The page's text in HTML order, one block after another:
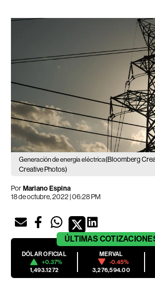
Generación de energía eléctrica(Bloomberg
Creative Photos)
PorMariano Espina
18 de octubre, 2022 | 06:28 PM
ÚLTIMAS
DÓLAR OFICIAL
+0.37%
1,493.1272
MERVAL
-0.45%
3,276,594.00